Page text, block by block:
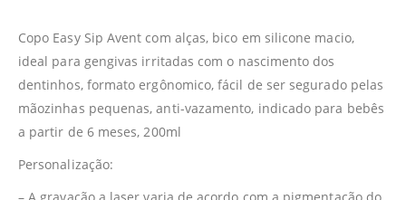
Copo Easy Sip Avent com alças, bico em silicone macio,
ideal para gengivas irritadas com o nascimento dos
dentinhos, formato ergônomico, fácil de ser segurado pelas
mãozinhas pequenas, anti-vazamento, indicado para bebês
a partir de 6 meses, 200ml
Personalização: